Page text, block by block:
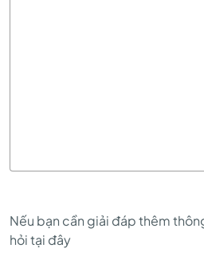
Nếu bạn cần giải đáp thêm
hỏi tại đây